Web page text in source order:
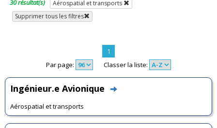
30 résultat(s)
Aérospatial et transports
Supprimer tous les filtres
1
Par page:
Classer la liste:
Ingénieur.e Avionique
Aérospatial et transports